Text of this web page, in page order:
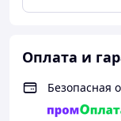
Оплата и
Безопасная